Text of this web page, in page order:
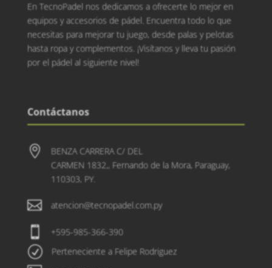
En TecnoPadel nos dedicamos a ofrecerte lo mejor en
equipos y accesorios de pádel. Encuentra todo lo que
necesitas para mejorar tu juego, desde palas y pelotas
hasta ropa y complementos. ¡Visítanos y lleva tu pasión
por el pádel al siguiente nivel!
Contáctanos

BENZA CARRERA C/ DEL
CARMEN 1832,, Fernando de la Mora, Paraguay,
110303, PY.
 atencion@tecnopadel.com.py
 +595-985-366-390
R Perteneciente a Felipe Rodriguez